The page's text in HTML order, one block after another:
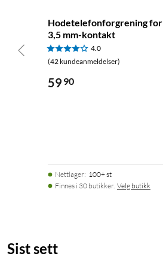
Hodetelefonforgrening for
3,5 mm-kontakt
4.0
(42 kundeanmeldelser)
59 90
Nettlager: 100+ st
Finnes i 30 butikker. Velg butikk
Sist sett